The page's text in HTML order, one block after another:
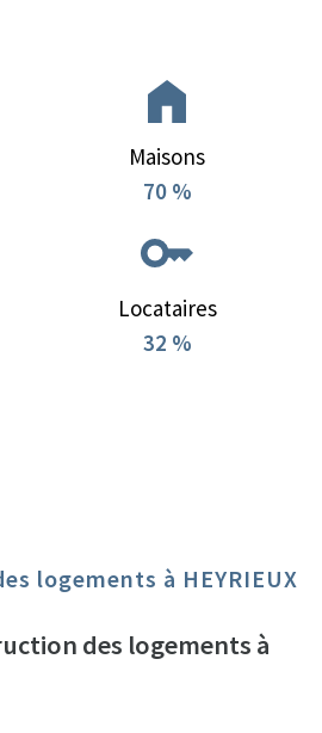
Maisons
70 %
Locataires
32 %
logements à HEYRIEUX
des logements à